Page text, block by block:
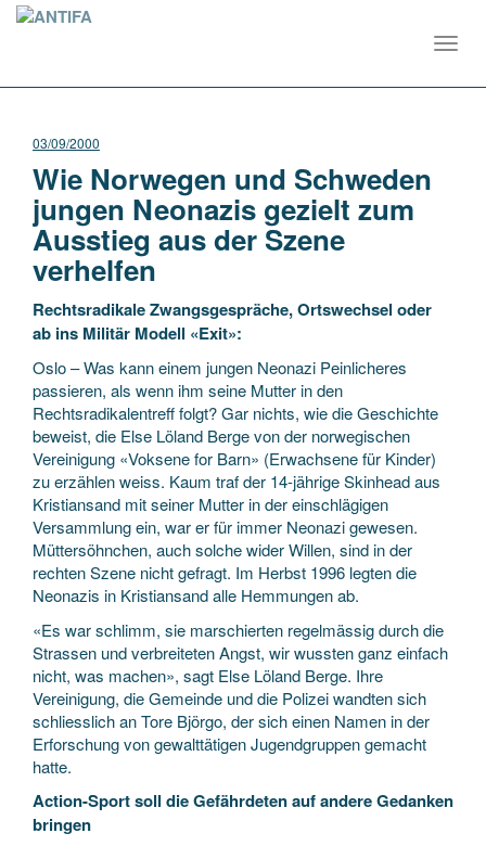
03/09/2000
Wie Norwegen und Schweden
jungen Neonazis gezielt zum
Ausstieg aus der Szene
verhelfen
Rechtsradikale Zwangsgespräche, Ortswechsel oder
ab ins Militär Modell «Exit»:
Oslo – Was kann einem jungen Neonazi Peinlicheres
passieren, als wenn ihm seine Mutter in den
Rechtsradikalentreff folgt? Gar nichts, wie die Geschichte
beweist, die Else Löland Berge von der norwegischen
Vereinigung «Voksene for Barn» (Erwachsene für Kinder)
zu erzählen weiss. Kaum traf der 14-jährige Skinhead aus
Kristiansand mit seiner Mutter in der einschlägigen
Versammlung ein, war er für immer Neonazi gewesen.
Müttersöhnchen, auch solche wider Willen, sind in der
rechten Szene nicht gefragt. Im Herbst 1996 legten die
Neonazis in Kristiansand alle Hemmungen ab.
«Es war schlimm, sie marschierten regelmässig durch die
Strassen und verbreiteten Angst, wir wussten ganz einfach
nicht, was machen», sagt Else Löland Berge. Ihre
Vereinigung, die Gemeinde und die Polizei wandten sich
schliesslich an Tore Björgo, der sich einen Namen in der
Erforschung von gewalttätigen Jugendgruppen gemacht
hatte.
Action-Sport soll die Gefährdeten auf andere Gedanken
bringen